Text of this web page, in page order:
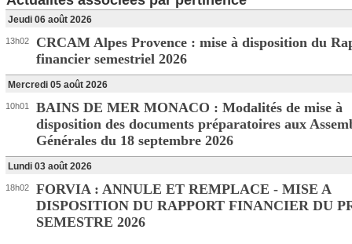
Jeudi 06 août 2026
13h02
CRCAM Alpes Provence : mise à disposition du
financier semestriel 2026
Mercredi 05 août 2026
10h01
BAINS DE MER MONACO : Modalités de mise à
disposition des documents préparatoires aux
Générales du 18 septembre 2026
Lundi 03 août 2026
18h02
FORVIA : ANNULE ET REMPLACE - MISE A
DISPOSITION DU RAPPORT FINANCIER DU
SEMESTRE 2026